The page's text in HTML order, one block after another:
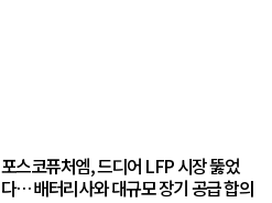
포스코퓨처엠, 드디어 LFP 시장 뚫었
다… 배터리사와 대규모 장기 공급 합의